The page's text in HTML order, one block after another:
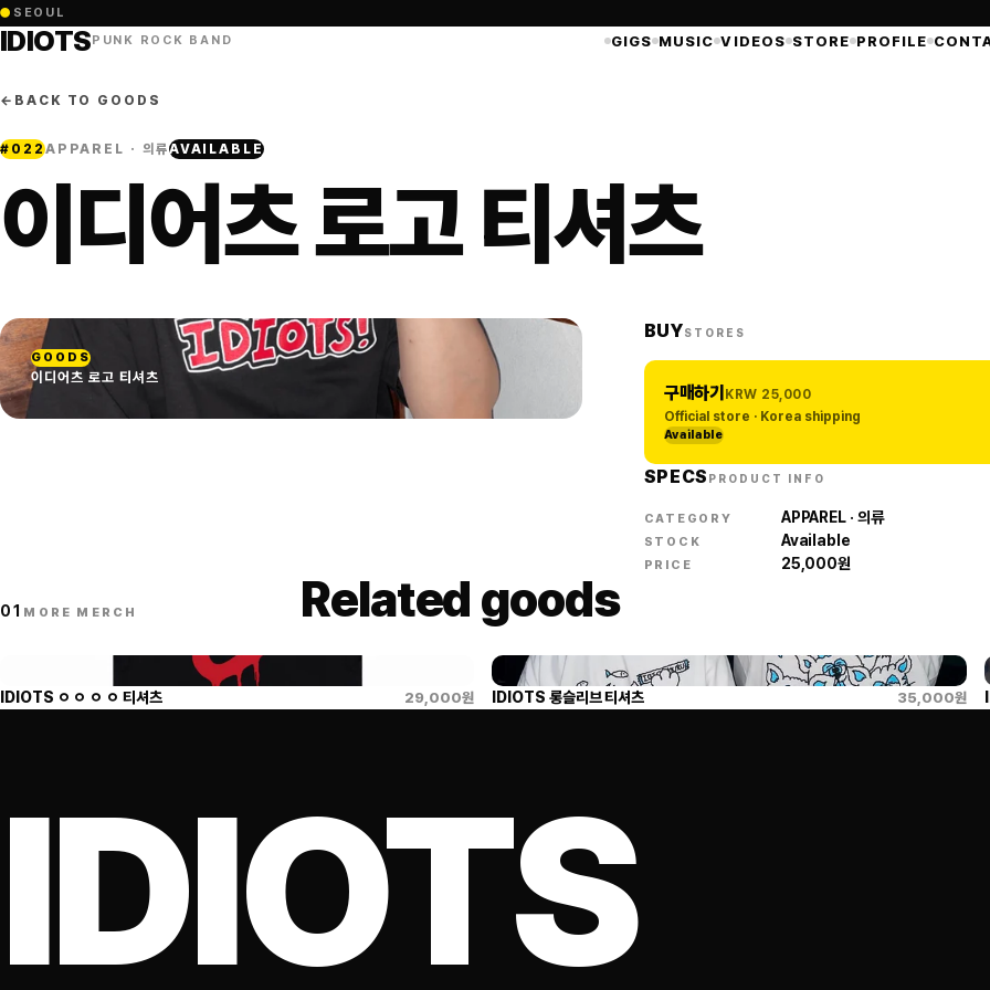
● SEOUL
IDIOTSPUNK ROCK BAND GIGS MUSIC VIDEOS STORE PROFILE
← BACK TO GOODS
# 022APPAREL · 의류AVAILABLE
이디어츠 로고 티셔츠
GOODS
이디어츠 로고 티셔츠
BUYSTORES
구매하기 KRW 25,000
Official store · Korea shipping
Available
SPECS PRODUCT INFO
CATEGORY APPAREL · 의류
STOCK Available
PRICE 25,000원
01 MORE MERCH Related goods
IDIOTS ㅇ ㅇ ㅇ ㅇ 티셔츠 29,000원 IDIOTS 롱슬리브 티셔츠 35,000원
IDIOTS